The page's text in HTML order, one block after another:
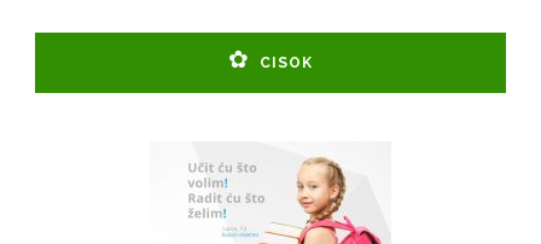
CISOK